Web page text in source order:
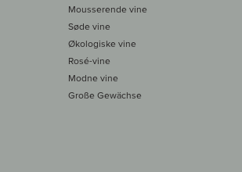
Mousserende vine
Søde vine
Økologiske vine
Rosé-vine
Modne vine
Große Gewächse